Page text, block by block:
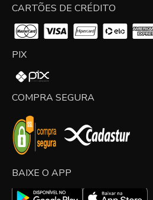
CARTÕES DE CRÉDITO
PIX
COMPRA SEGURA
BAIXE O APP